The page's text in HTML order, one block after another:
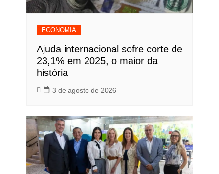
ECONOMIA
Ajuda internacional sofre corte de
23,1% em 2025, o maior da
história
3 de agosto de 2026